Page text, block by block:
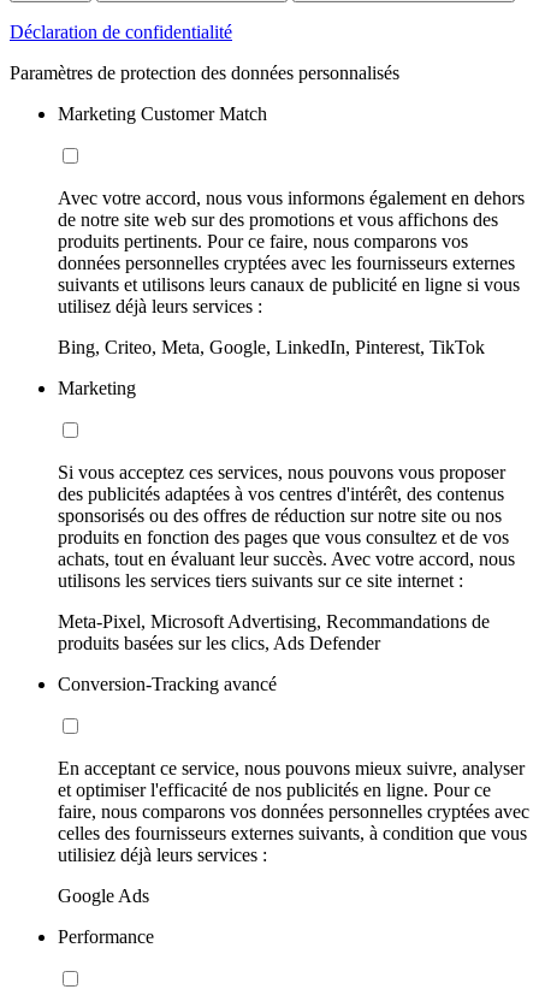
Déclaration de confidentialité
Paramètres de protection des données personnalisés
Marketing Customer Match
Avec votre accord, nous vous informons également en dehors
de notre site web sur des promotions et vous affichons des
produits pertinents. Pour ce faire, nous comparons vos
données personnelles cryptées avec les fournisseurs externes
suivants et utilisons leurs canaux de publicité en ligne si vous
utilisez déjà leurs services :
Bing, Criteo, Meta, Google, LinkedIn, Pinterest, TikTok
Marketing
Si vous acceptez ces services, nous pouvons vous proposer
des publicités adaptées à vos centres d'intérêt, des contenus
sponsorisés ou des offres de réduction sur notre site ou nos
produits en fonction des pages que vous consultez et de vos
achats, tout en évaluant leur succès. Avec votre accord, nous
utilisons les services tiers suivants sur ce site internet :
Meta-Pixel, Microsoft Advertising, Recommandations de
produits basées sur les clics, Ads Defender
Conversion-Tracking avancé
En acceptant ce service, nous pouvons mieux suivre, analyser
et optimiser l'efficacité de nos publicités en ligne. Pour ce
faire, nous comparons vos données personnelles cryptées avec
celles des fournisseurs externes suivants, à condition que vous
utilisiez déjà leurs services :
Google Ads
Performance